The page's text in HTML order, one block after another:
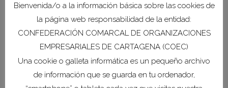
institucional
06 agosto, 2026
COEC estrecha lazos
con San Pedro del
Pinatar y Torre-
Bienvenida/o a la información básica sobre las cookies de
la página web responsabilidad de la entidad:
CONFEDERACIÓN COMARCAL DE ORGANIZACIONES
EMPRESARIALES DE CARTAGENA (COEC)
Una cookie o galleta informática es un pequeño archivo
de información que se guarda en tu ordenador,